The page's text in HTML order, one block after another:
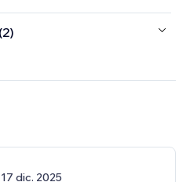
17 dic. 2025